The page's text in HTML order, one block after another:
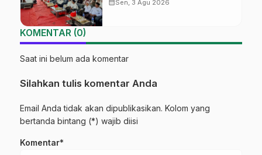
calendar_month Sen, 3 Agu 2026
KOMENTAR (0)
Saat ini belum ada komentar
Silahkan tulis komentar Anda
Email Anda tidak akan dipublikasikan. Kolom yang
bertanda bintang (*) wajib diisi
Komentar*